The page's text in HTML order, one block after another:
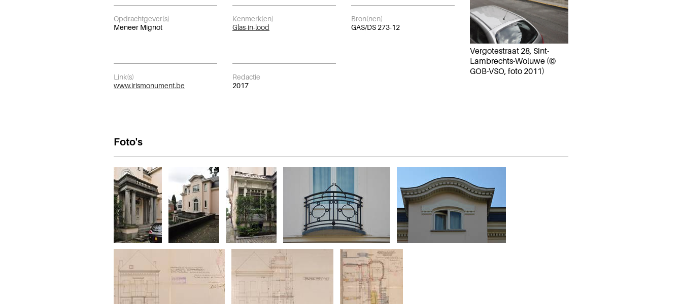
Opdrachtgever(s)
Meneer Mignot
Kenmerk(en)
Glas-in-lood
Bron(nen)
GAS/DS 273-12
Link(s)
www.irismonument.be
Redactie
2017
Vergotestraat 28, Sint-
Lambrechts-Woluwe (©
GOB-VSO, foto 2011)
Foto's